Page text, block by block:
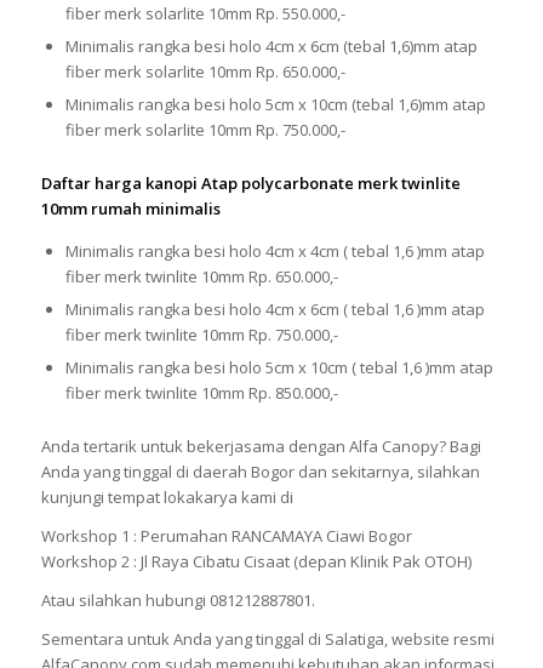
fiber merk solarlite 10mm Rp. 550.000,-
Minimalis rangka besi holo 4cm x 6cm (tebal 1,6)mm atap
fiber merk solarlite 10mm Rp. 650.000,-
Minimalis rangka besi holo 5cm x 10cm (tebal 1,6)mm atap
fiber merk solarlite 10mm Rp. 750.000,-
Daftar harga kanopi Atap polycarbonate merk twinlite
10mm rumah minimalis
Minimalis rangka besi holo 4cm x 4cm ( tebal 1,6 )mm atap
fiber merk twinlite 10mm Rp. 650.000,-
Minimalis rangka besi holo 4cm x 6cm ( tebal 1,6 )mm atap
fiber merk twinlite 10mm Rp. 750.000,-
Minimalis rangka besi holo 5cm x 10cm ( tebal 1,6 )mm atap
fiber merk twinlite 10mm Rp. 850.000,-
Anda tertarik untuk bekerjasama dengan Alfa Canopy? Bagi
Anda yang tinggal di daerah Bogor dan sekitarnya, silahkan
kunjungi tempat lokakarya kami di
Workshop 1 : Perumahan RANCAMAYA Ciawi Bogor
Workshop 2 : Jl Raya Cibatu Cisaat (depan Klinik Pak OTOH)
Atau silahkan hubungi 081212887801.
Sementara untuk Anda yang tinggal di Salatiga, website resmi